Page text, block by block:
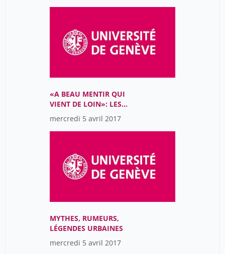
«A BEAU MENTIR QUI
VIENT DE LOIN»: LES
VOYAGEURS À
L’ÉPREUVE DU DOUTE
(16E-17E SIÈCLES)
mercredi 5 avril 2017
MYTHES, RUMEURS,
LÉGENDES URBAINES
mercredi 5 avril 2017